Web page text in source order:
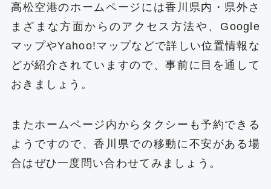
高松空港のホームページには香川県内・県外さ
まざまな方面からのアクセス方法や、Google
マップやYahoo!マップなどで詳しい位置情報な
どが紹介されていますので、事前に目を通して
おきましょう。
またホームページ内からタクシーも予約できる
ようですので、香川県での移動に不安がある場
合はぜひ一度問い合わせてみましょう。